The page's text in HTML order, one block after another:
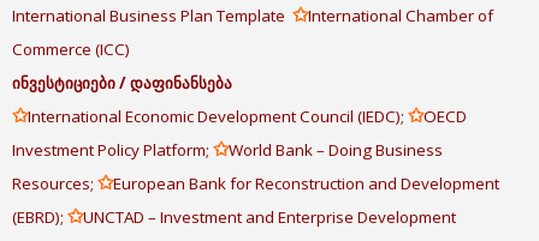
International Business Plan Template ✩International Chamber of
Commerce (ICC)
ინვესტიციები/დაფინანსება
✩International Economic Development Council (IEDC); ✩OECD
Investment Policy Platform; ✩World Bank – Doing Business
Resources; ✩European Bank for Reconstruction and Development
(EBRD); ✩UNCTAD – Investment and Enterprise Development